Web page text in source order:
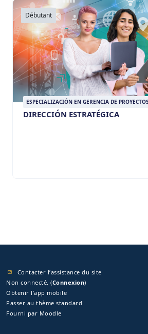
Débutant
ESPECIALIZACIÓN EN GERENCIA DE
DIRECCIÓN ESTRATÉGICA
Contacter l’assistance du site
Non connecté. (Connexion)
Obtenir l’app mobile
Passer au thème standard
Fourni par Moodle